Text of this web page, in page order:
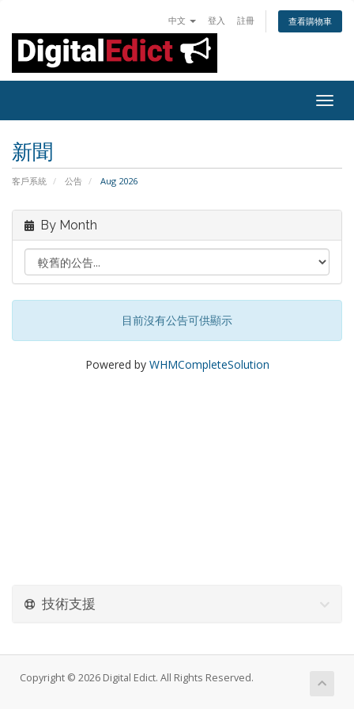
中文 登入 註冊 查看購物車
新聞
客戶系統 公告 Aug 2026
By Month
目前沒有公告可供顯示
Powered by WHMCompleteSolution
技術支援
Copyright © 2026 Digital Edict. All Rights Reserved.